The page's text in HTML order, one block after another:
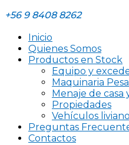
+56 9 8408 8262
Inicio
Quienes Somos
Productos en Stock
Equipo y
Maquinaria
Menaje de casa
Propiedades
Vehículos
Preguntas
Contactos